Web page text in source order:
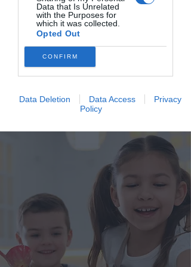
Data that Is Unrelated
with the Purposes for
which it was collected.
Opted Out
CONFIRM
Data Deletion Data Access
Privacy
Policy
Imparare divertendosi
🎉
educativa pratica e gustosa, imparando a
cucinare piatti genuini in modo giocoso.